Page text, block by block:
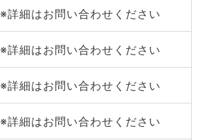
※詳細はお問い合わせください
※詳細はお問い合わせください
※詳細はお問い合わせください
※詳細はお問い合わせください